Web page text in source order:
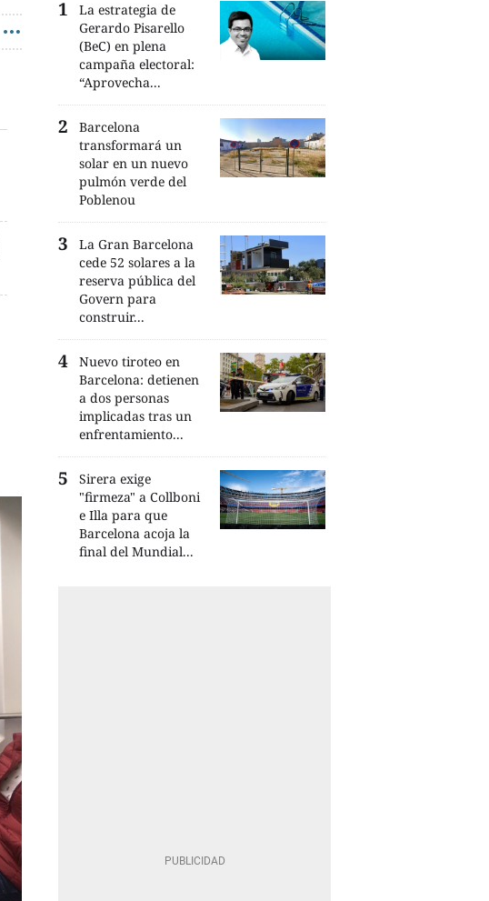
La estrategia de
Gerardo Pisarello
(BeC) en plena
campaña electoral:
“Aprovecha...
Barcelona
transformará un
solar en un nuevo
pulmón verde del
Poblenou
La Gran Barcelona
cede 52 solares a la
reserva pública del
Govern para
construir...
Nuevo tiroteo en
Barcelona: detienen
a dos personas
implicadas tras un
enfrentamiento...
Sirera exige
"firmeza" a Collboni
e Illa para que
Barcelona acoja la
final del Mundial...